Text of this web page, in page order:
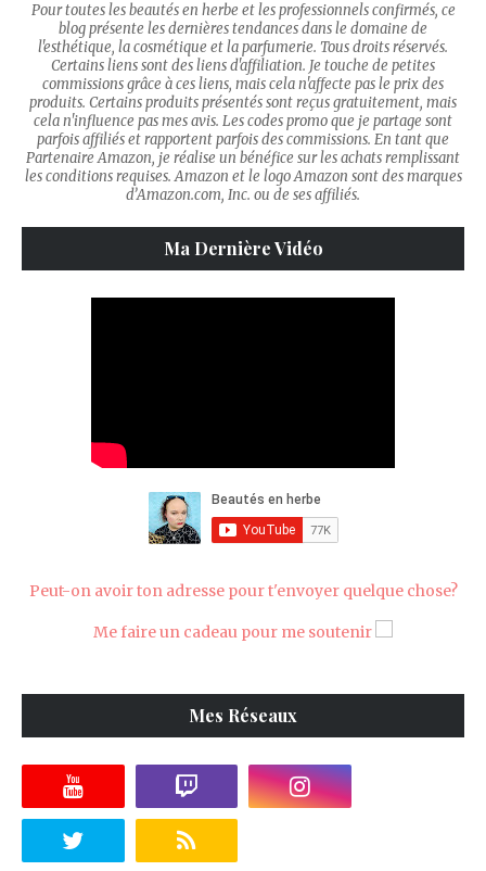
Pour toutes les beautés en herbe et les professionnels confirmés, ce
blog présente les dernières tendances dans le domaine de
l'esthétique, la cosmétique et la parfumerie. Tous droits réservés.
Certains liens sont des liens d'affiliation. Je touche de petites
commissions grâce à ces liens, mais cela n'affecte pas le prix des
produits. Certains produits présentés sont reçus gratuitement, mais
cela n'influence pas mes avis. Les codes promo que je partage sont
parfois affiliés et rapportent parfois des commissions. En tant que
Partenaire Amazon, je réalise un bénéfice sur les achats remplissant
les conditions requises. Amazon et le logo Amazon sont des marques
d’Amazon.com, Inc. ou de ses affiliés.
Ma Dernière Vidéo
Peut-on avoir ton adresse pour t'envoyer quelque chose?
Me faire un cadeau pour me soutenir
Mes Réseaux